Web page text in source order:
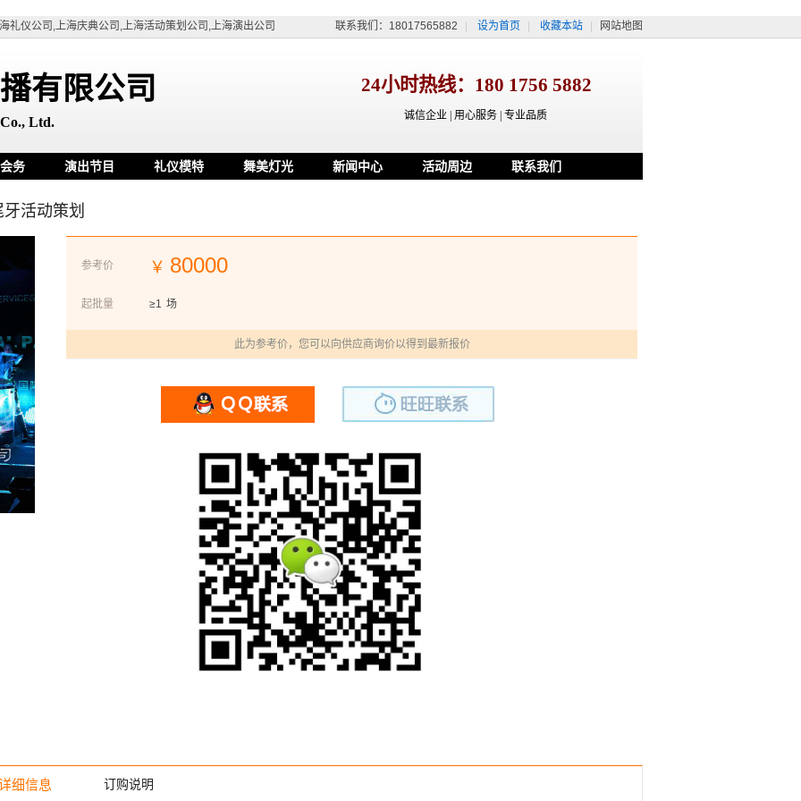
礼仪公司,上海庆典公司,上海活动策划公司,上海演出公司 联系我们：18017565882 设为首页 收藏本站 网站地图
有限公司
Ltd.
24小时热线： 180 1756 5882
诚信企业 | 用心服务 | 专业品质
务 演出节目
礼仪模特
舞美灯光 新闻中心 活动周边 联系我们
活动策划
参考价 ￥ 80000
起批量 ≥1 场
此为参考价，您可以向供应商询价以得到最新报价
细信息 订购说明